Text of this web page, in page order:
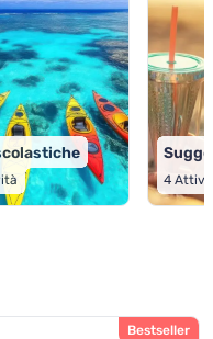
4
Bestseller